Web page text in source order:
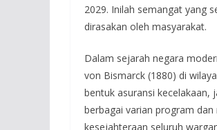
2029. Inilah semangat yang
dirasakan oleh masyarakat.
Dalam sejarah negara
von Bismarck (1880) di
bentuk asuransi kecelakaan,
berbagai varian program
kesejahteraan seluruh